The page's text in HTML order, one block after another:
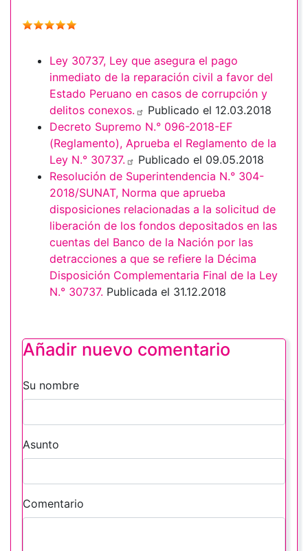
Ley 30737, Ley que asegura el pago
inmediato de la reparación civil a favor del
Estado Peruano en casos de corrupción y
delitos conexos.
Publicado el 12.03.2018
Decreto Supremo N.° 096-2018-EF
(Reglamento), Aprueba el Reglamento de la
Ley N.° 30737.
Publicado el 09.05.2018
Resolución de Superintendencia N.° 304-
2018/SUNAT, Norma que aprueba
disposiciones relacionadas a la solicitud de
liberación de los fondos depositados en las
cuentas del Banco de la Nación por las
detracciones a que se refiere la Décima
Disposición Complementaria Final de la Ley
N.° 30737. Publicada el 31.12.2018
Añadir nuevo comentario
Su nombre
Asunto
Comentario